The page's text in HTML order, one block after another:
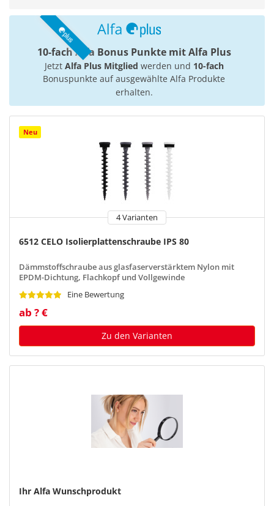
10-fach Alfa Bonus Punkte mit Alfa Plus
Jetzt Alfa Plus Mitglied werden und 10-fach
Bonuspunkte auf ausgewählte Alfa Produkte
erhalten.
Neu
4 Varianten
6512 CELO Isolierplattenschraube IPS 80
Dämmstoffschraube aus glasfaserverstärktem Nylon mit
EPDM-Dichtung, Flachkopf und Vollgewinde
Eine Bewertung
ab ? €
Zu den Varianten
Ihr Alfa Wunschprodukt